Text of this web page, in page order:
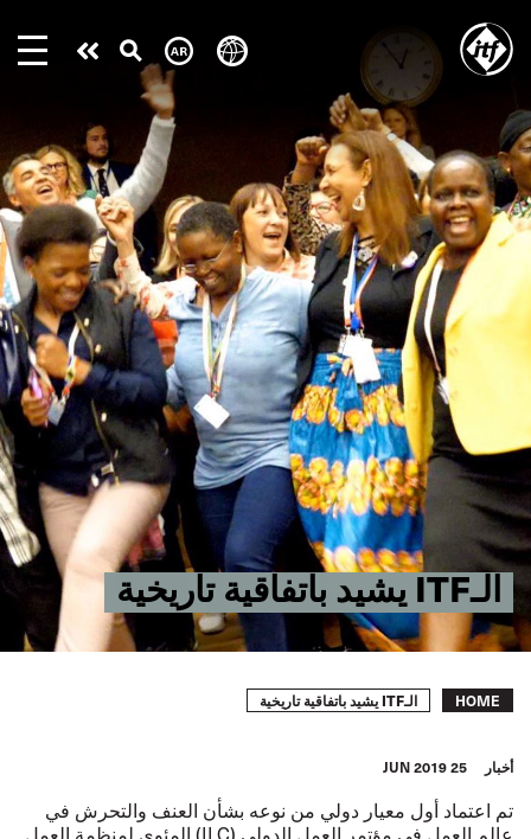
main
الـITF يشيد باتفاقية تاريخية
Take
Breadcrumb
HOME الـITF يشيد باتفاقية تاريخية
أخبار 25 JUN 2019
تم اعتماد أول معيار دولي من نوعه بشأن العنف والتحرش في
عالم العمل في مؤتمر العمل الدولي (ILC) المئوي لمنظمة العمل